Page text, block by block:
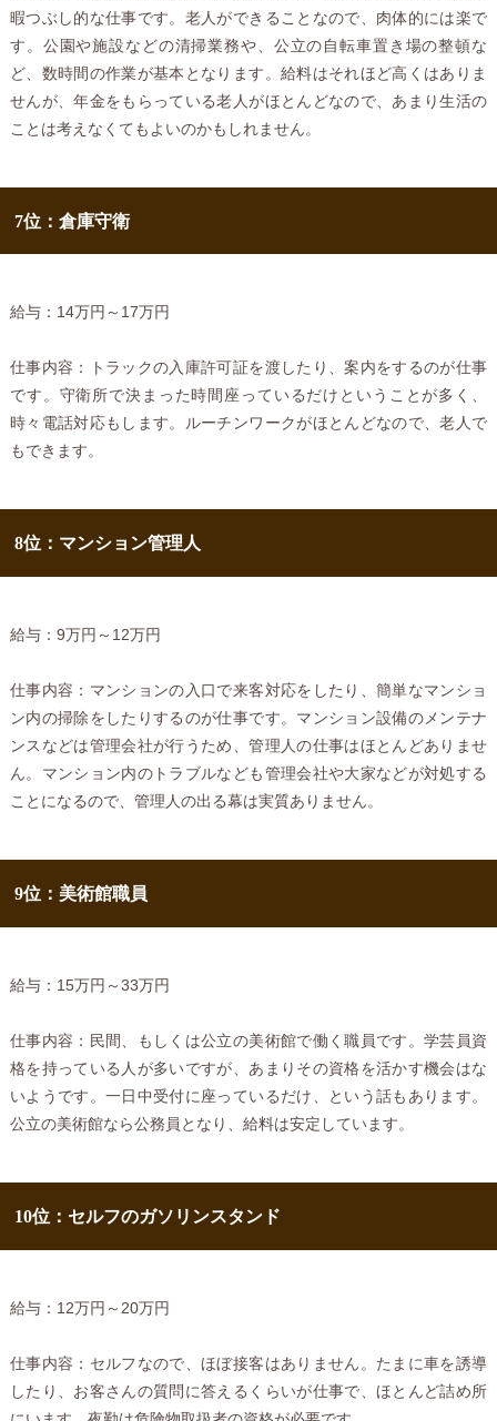
暇つぶし的な仕事です。老人ができることなので、肉体的には楽で
す。公園や施設などの清掃業務や、公立の自転車置き場の整頓な
ど、数時間の作業が基本となります。給料はそれほど高くはありま
せんが、年金をもらっている老人がほとんどなので、あまり生活の
ことは考えなくてもよいのかもしれません。
7位：倉庫守衛
給与：14万円～17万円
仕事内容：トラックの入庫許可証を渡したり、案内をするのが仕事
です。守衛所で決まった時間座っているだけということが多く、
時々電話対応もします。ルーチンワークがほとんどなので、老人で
もできます。
8位：マンション管理人
給与：9万円～12万円
仕事内容：マンションの入口で来客対応をしたり、簡単なマンショ
ン内の掃除をしたりするのが仕事です。マンション設備のメンテナ
ンスなどは管理会社が行うため、管理人の仕事はほとんどありませ
ん。マンション内のトラブルなども管理会社や大家などが対処する
ことになるので、管理人の出る幕は実質ありません。
9位：美術館職員
給与：15万円～33万円
仕事内容：民間、もしくは公立の美術館で働く職員です。学芸員資
格を持っている人が多いですが、あまりその資格を活かす機会はな
いようです。一日中受付に座っているだけ、という話もあります。
公立の美術館なら公務員となり、給料は安定しています。
10位：セルフのガソリンスタンド
給与：12万円～20万円
仕事内容：セルフなので、ほぼ接客はありません。たまに車を誘導
したり、お客さんの質問に答えるくらいが仕事で、ほとんど詰め所